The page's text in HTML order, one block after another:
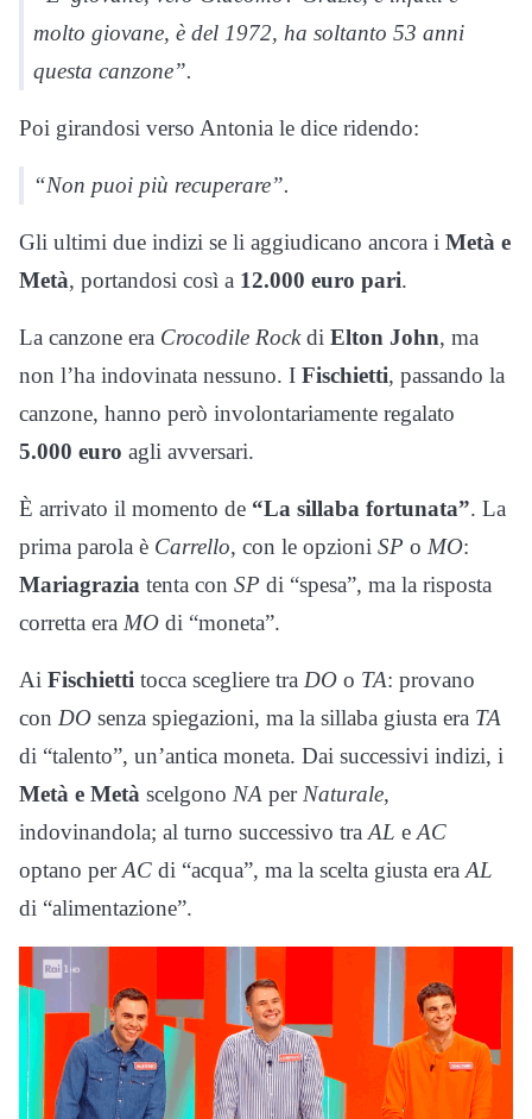
molto giovane, è del 1972, ha soltanto 53 anni
questa canzone”.
Poi girandosi verso Antonia le dice ridendo:
“Non puoi più recuperare”.
Gli ultimi due indizi se li aggiudicano ancora i Metà e
Metà, portandosi così a 12.000 euro pari.
La canzone era Crocodile Rockdi Elton John, ma
non l’ha indovinata nessuno. I Fischietti, passando la
canzone, hanno però involontariamente regalato
5.000 euro agli avversari.
È arrivato il momento de “La sillaba fortunata”. La
prima parola è Carrello, con le opzioni SP o MO:
Mariagrazia tenta con SP di “spesa”, ma la risposta
corretta era MO di “moneta”.
Ai Fischietti tocca scegliere tra DO o TA: provano
con DO senza spiegazioni, ma la sillaba giusta era TA
di “talento”, un’antica moneta. Dai successivi indizi, i
Metà e Metà scelgono NA per Naturale,
indovinandola; al turno successivo tra AL e AC
optano perAC di “acqua”, ma la scelta giusta era AL
di “alimentazione”.